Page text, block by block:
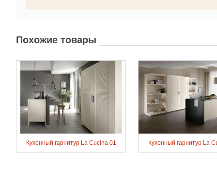
Похожие товары
Кухонный гарнитур La Cucina 01 Кухонный гарнитур La